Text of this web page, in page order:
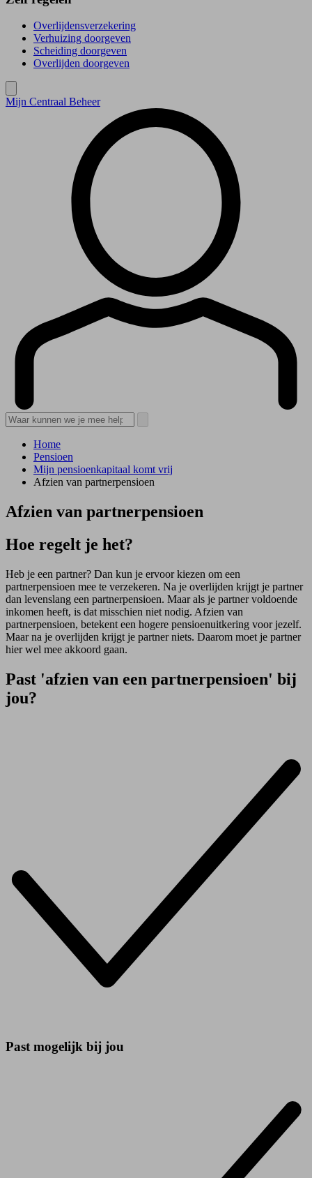
Overlijdensverzekering
Verhuizing doorgeven
Scheiding doorgeven
Overlijden doorgeven
Mijn Centraal Beheer
Home
Pensioen
Mijn pensioenkapitaal komt vrij
Afzien van partnerpensioen
Afzien van partnerpensioen
Hoe regelt je het?
Heb je een partner? Dan kun je ervoor kiezen om een
partnerpensioen mee te verzekeren. Na je overlijden krijgt je partner
dan levenslang een partnerpensioen. Maar als je partner voldoende
inkomen heeft, is dat misschien niet nodig. Afzien van
partnerpensioen, betekent een hogere pensioenuitkering voor jezelf.
Maar na je overlijden krijgt je partner niets. Daarom moet je partner
hier wel mee akkoord gaan.
Past 'afzien van een partnerpensioen' bij
jou?
Past mogelijk bij jou